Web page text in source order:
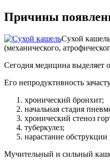
Причины
Сухой
(механического,
Сегодня медицина выделяет
Его непродуктивность
хронический бронхит;
начальная стадия
хронический стеноз
туберкулез;
нарастание обструкции
Мучительный и сильный